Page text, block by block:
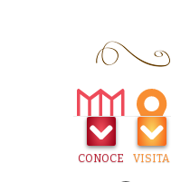
CONOCE VISITA